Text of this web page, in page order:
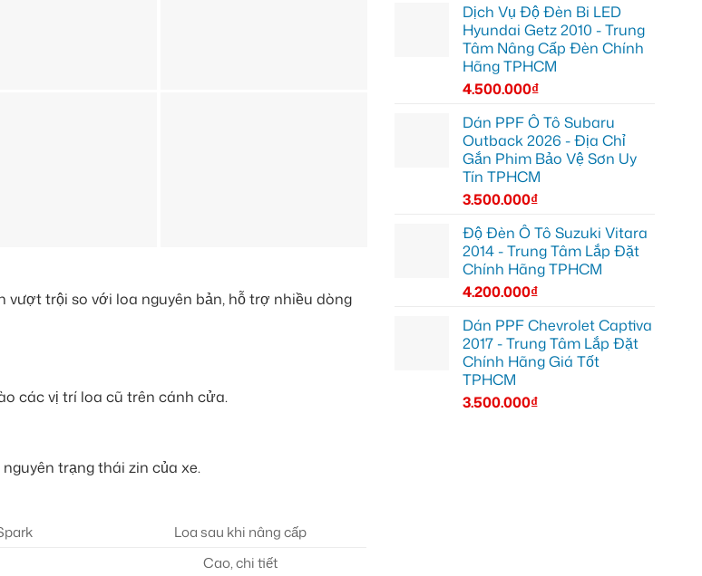
trội so với loa nguyên bản, hỗ trợ nhiều dòng
các vị trí loa cũ trên cánh cửa.
trạng thái zin của xe.
Loa sau khi nâng cấp
Cao, chi tiết
Dịch Vụ Độ Đèn Bi LED
Hyundai Getz 2010 - Trung
Tâm Nâng Cấp Đèn Chính
Hãng TPHCM
4.500.000₫
Dán PPF Ô Tô Subaru
Outback 2026 - Địa Chỉ
Gắn Phim Bảo Vệ Sơn Uy
Tín TPHCM
3.500.000₫
Độ Đèn Ô Tô Suzuki Vitara
2014 - Trung Tâm Lắp Đặt
Chính Hãng TPHCM
4.200.000₫
Dán PPF Chevrolet Captiva
2017 - Trung Tâm Lắp Đặt
Chính Hãng Giá Tốt
TPHCM
3.500.000₫